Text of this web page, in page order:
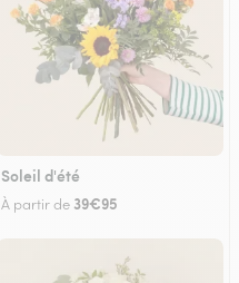
Soleil d'été
À partir de 39€95